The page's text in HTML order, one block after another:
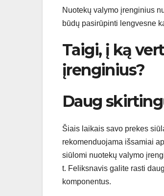
Nuotekų valymo įrenginius
būdų pasirūpinti lengvesne
Taigi, į ką
įrenginius?
Daug
Šiais laikais savo prekes
rekomenduojama išsamiai
siūlomi nuotekų valymo
t. Feliksnavis galite rasti
komponentus.